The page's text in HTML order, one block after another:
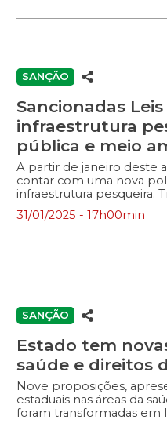
é do deputado Mauro
define que as empresas
cinema localizadas em
SANÇÃO
Sancionadas
infraestrutura
pública e meio
A partir de janeiro deste
contar com uma nova
infraestrutura pesqueira.
autoria da deputada
programa “Inova Pesca
com o objetivo de
promovam diagnósticos
quais serão os
31/01/2025 - 17h00min
SANÇÃO
Estado tem
saúde e direitos
Nove proposições,
estaduais nas áreas da
foram transformadas em